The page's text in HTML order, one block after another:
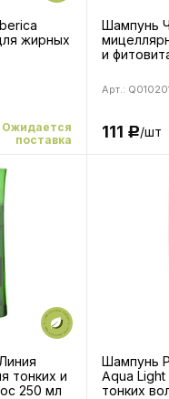
жирных
Ожидается
поставка
Шампунь
и
Арт.:
111 Р/шт
тонких и
250 мл
Шампунь
Aqua
тонких